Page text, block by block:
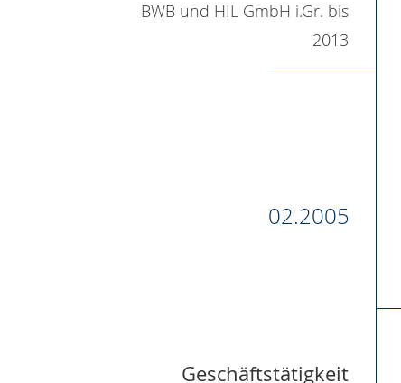
BWB und HIL GmbH i.Gr. bis
2013
02.2005
Geschäftstätigkeit